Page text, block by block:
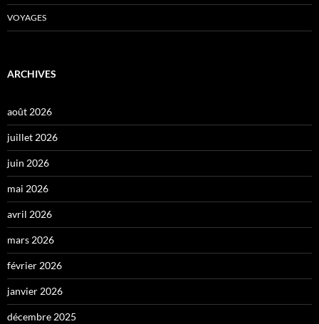
VOYAGES
ARCHIVES
août 2026
juillet 2026
juin 2026
mai 2026
avril 2026
mars 2026
février 2026
janvier 2026
décembre 2025